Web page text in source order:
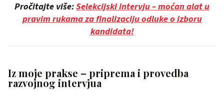
Pročitajte više:Selekcijski intervju – moćan alat u
pravim rukama za finalizaciju odluke o izboru
kandidata!
Iz moje prakse – priprema i provedba
razvojnog intervjua